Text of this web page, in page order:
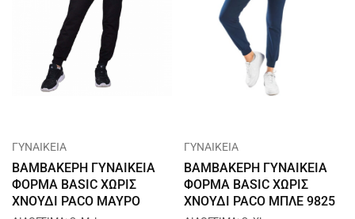
ΓΥΝΑΙΚΕΙΑ
ΒΑΜΒΑΚΕΡΗ ΓΥΝΑΙΚΕΙΑ
ΦΟΡΜΑ BASIC ΧΩΡΙΣ
ΧΝΟΥΔΙ PACO ΜΑΥΡΟ
ΓΥΝΑΙΚΕΙΑ
ΒΑΜΒΑΚΕΡΗ ΓΥΝΑΙΚΕΙΑ
ΦΟΡΜΑ BASIC ΧΩΡΙΣ
ΧΝΟΥΔΙ PACO ΜΠΛΕ 9825
μέσω cookies και παρόμοιων τεχνολογιών για να
βελτιώσουμε την εμπειρία σας στην ιστοσελίδα μας,
να αναλύσουμε τον τρόπο που τη χρησιμοποιείτε και
για σκοπούς μάρκετινγκ.